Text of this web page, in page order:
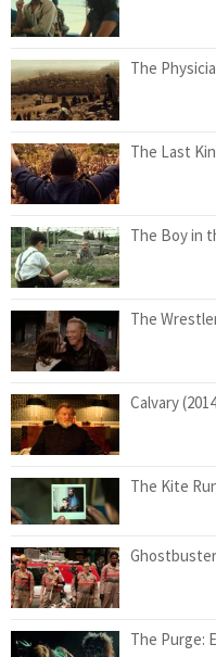
The
The Last
The Boy in
The
Calvary
The Kite
The Purge: